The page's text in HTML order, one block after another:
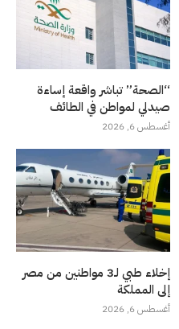
“الصحة” تباشر واقعة إساءة
صيدلي لمواطن في الطائف
أغسطس 6, 2026
إخلاء طبي لـ3 مواطنين من مصر
إلى المملكة
أغسطس 6, 2026